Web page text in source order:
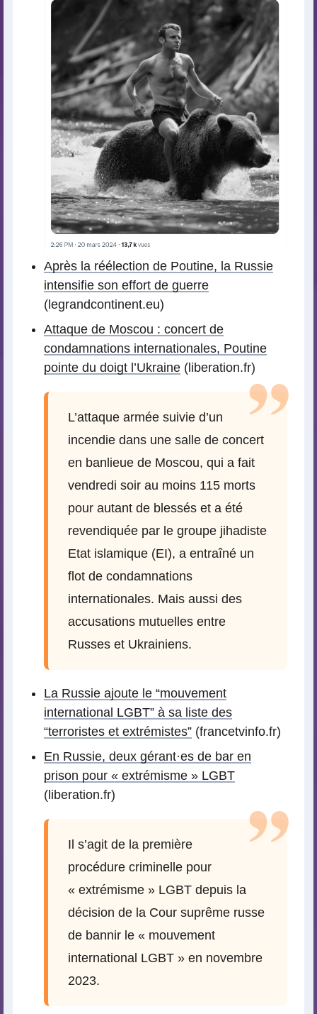
Après la réélection de Poutine, la Russie
intensifie son effort de guerre
(legrandcontinent.eu)
Attaque de Moscou : concert de
condamnations internationales, Poutine
pointe du doigt l’Ukraine (liberation.fr)
L’attaque armée suivie d’un
incendie dans une salle de concert
en banlieue de Moscou, qui a fait
vendredi soir au moins 115 morts
pour autant de blessés et a été
revendiquée par le groupe jihadiste
Etat islamique (EI), a entraîné un
flot de condamnations
internationales. Mais aussi des
accusations mutuelles entre
Russes et Ukrainiens.
La Russie ajoute le “mouvement
international LGBT” à sa liste des
“terroristes et extrémistes” (francetvinfo.fr)
En Russie, deux gérant·es de bar en
prison pour « extrémisme » LGBT
(liberation.fr)
Il s’agit de la première
procédure criminelle pour
« extrémisme » LGBT depuis la
décision de la Cour suprême russe
de bannir le « mouvement
international LGBT » en novembre
2023.